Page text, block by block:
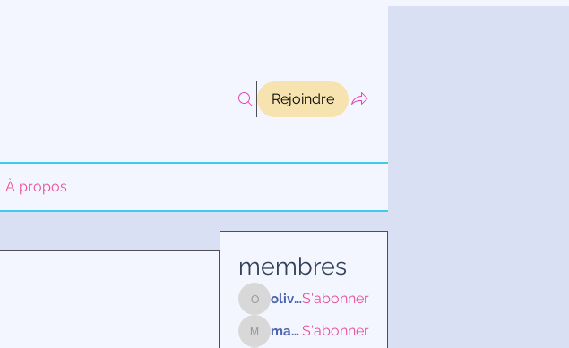
Rejoindre
À propos
membres
olivia85.ob
olivia85.obS'abonner
martineweisemburger
martineweisemburgerS'abonner